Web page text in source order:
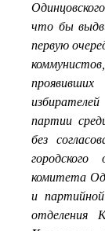
что бы
первую
партии
без
комитета
и партийной
отделения